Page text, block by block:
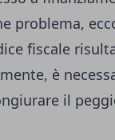
problema,
fiscale
è
il